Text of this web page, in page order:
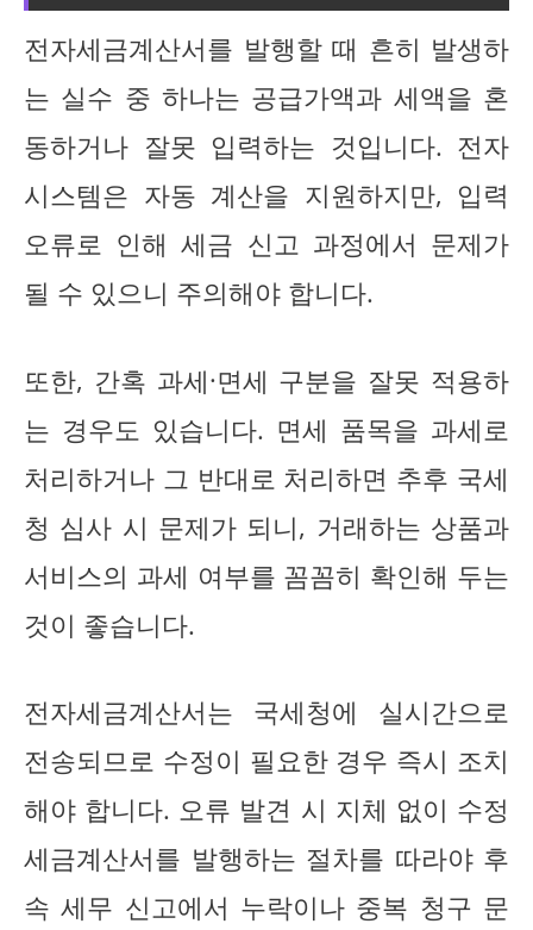
전자세금계산서를 발행할 때 흔히 발생하
는 실수 중 하나는 공급가액과 세액을 혼
동하거나 잘못 입력하는 것입니다. 전자
시스템은 자동 계산을 지원하지만, 입력
오류로 인해 세금 신고 과정에서 문제가
될 수 있으니 주의해야 합니다.
또한, 간혹 과세·면세 구분을 잘못 적용하
는 경우도 있습니다. 면세 품목을 과세로
처리하거나 그 반대로 처리하면 추후 국세
청 심사 시 문제가 되니, 거래하는 상품과
서비스의 과세 여부를 꼼꼼히 확인해 두는
것이 좋습니다.
전자세금계산서는 국세청에 실시간으로
전송되므로 수정이 필요한 경우 즉시 조치
해야 합니다. 오류 발견 시 지체 없이 수정
세금계산서를 발행하는 절차를 따라야 후
속 세무 신고에서 누락이나 중복 청구 문